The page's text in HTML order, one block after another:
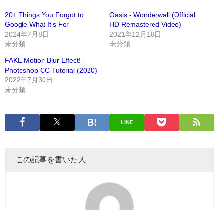
20+ Things You Forgot to
Google What It's For
2024年7月8日
未分類
Oasis - Wonderwall (Official
HD Remastered Video)
2021年12月18日
未分類
FAKE Motion Blur Effect! -
Photoshop CC Tutorial (2020)
2022年7月30日
未分類
LINE
この記事を書いた人